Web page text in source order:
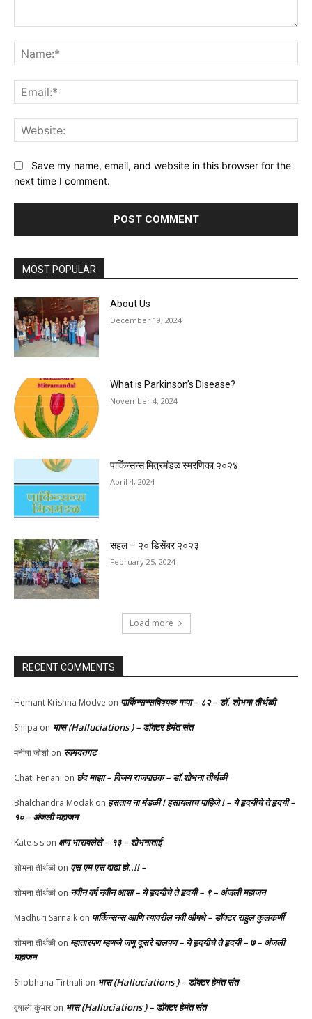
Save my name, email, and website in this browser for the
next time I comment.
MOST POPULAR
About Us
December 19, 2024
What is Parkinson’s Disease?
November 4, 2024
पार्किन्सन्स मित्रमंडळ स्मरणिका २०२४
April 4, 2024
सहल – २० डिसेंबर २०२३
February 25, 2024
Load more
RECENT COMMENTS
Hemant Krishna Modve on पार्किन्सन्सविषयक गप्पा – ८२ – डॉ. शोभना तीर्थळी
Shilpa on भास (Halluciations ) – डॉक्टर हेमंत संत
मनीषा जोशी on स्वमदतगट
Chati Fenani on छंद माझा – विजय राजपाठक – डॉ.शोभना तीर्थळी
Bhalchandra Modak on हसताय ना मंडळी‌ ! हसायलाच पाहिजे ! – ये हृदयीचे ते हृदयी –
१० – अंजली महाजन
Kate s s on क्षण भारावलेले – १३ – शोभनाताई
शोभना तीर्थळी on एस एम एस वाढा हो..!! –
शोभना तीर्थळी on नवीन वर्ष नवीन आशा – ये हृदयीचे ते हृदयी – ९ – अंजली महाजन
Madhuri Sarnaik on पार्किन्सन्स आणि त्यावरील नवी औषधे – डॉक्टर राहुल कुलकर्णी
शोभना तीर्थळी on म्हातारपण म्हणजे जणू दूसरे बालपण – ये हृदयीचे ते हृदयी – ७ – अंजली
महाजन
Shobhana Tirthali on भास (Halluciations ) – डॉक्टर हेमंत संत
वृषाली कुंभारon भास (Halluciations ) – डॉक्टर हेमंत संत